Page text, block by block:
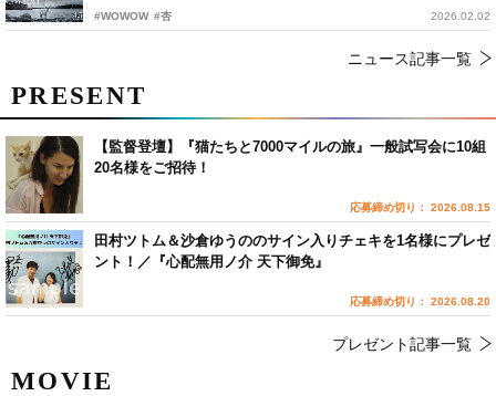
#WOWOW #杏 2026.02.02
ニュース記事一覧
MOVIE
PRESENT
【監督登壇】『猫たちと7000マイルの旅』一般試写会に10組
20名様をご招待！
応募締め切り： 2026.08.15
田村ツトム＆沙倉ゆうののサイン入りチェキを1名様にプレゼ
ント！／『心配無用ノ介 天下御免』
応募締め切り： 2026.08.20
プレゼント記事一覧